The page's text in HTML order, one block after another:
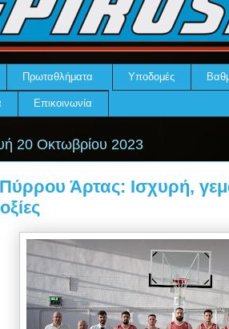
Πρωταθλήματα Υποδομές
Επικοινωνία
20 Οκτωβρίου 2023
Άρτας: Ισχυρή,